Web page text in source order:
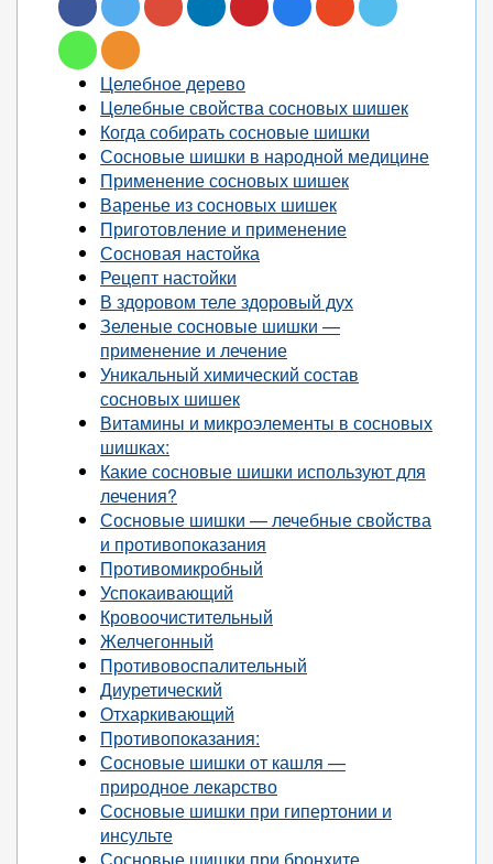
Целебное дерево
Целебные свойства сосновых шишек
Когда собирать сосновые шишки
Сосновые шишки в народной медицине
Применение сосновых шишек
Варенье из сосновых шишек
Приготовление и применение
Сосновая настойка
Рецепт настойки
В здоровом теле здоровый дух
Зеленые сосновые шишки —
применение и лечение
Уникальный химический состав
сосновых шишек
Витамины и микроэлементы в сосновых
шишках:
Какие сосновые шишки используют для
лечения?
Сосновые шишки — лечебные свойства
и противопоказания
Противомикробный
Успокаивающий
Кровоочистительный
Желчегонный
Противовоспалительный
Диуретический
Отхаркивающий
Противопоказания:
Сосновые шишки от кашля —
природное лекарство
Сосновые шишки при гипертонии и
инсульте